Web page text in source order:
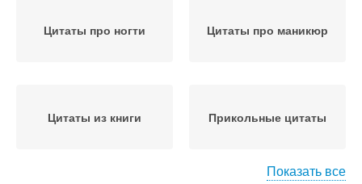
Цитаты про ногти Цитаты про маникюр
Цитаты из книги Прикольные цитаты
Показать все